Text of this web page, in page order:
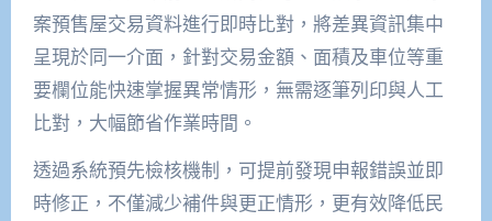
案預售屋交易資料進行即時比對，將差異資訊集中
呈現於同一介面，針對交易金額、面積及車位等重
要欄位能快速掌握異常情形，無需逐筆列印與人工
比對，大幅節省作業時間。
透過系統預先檢核機制，可提前發現申報錯誤並即
時修正，不僅減少補件與更正情形，更有效降低民